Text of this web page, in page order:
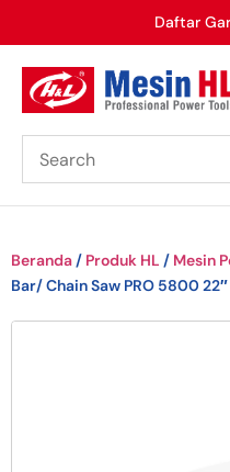
Daftar
Beranda / Produk HL / Mesin
Bar/ Chain Saw PRO 5800